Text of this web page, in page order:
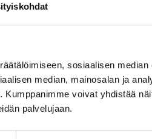
sosiaalisen
median, mainosalan ja
voivat yhdistää
palvelujaan.